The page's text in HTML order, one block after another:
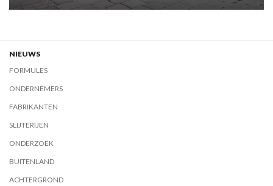
NIEUWS
FORMULES
ONDERNEMERS
FABRIKANTEN
SLIJTERIJEN
ONDERZOEK
BUITENLAND
ACHTERGROND